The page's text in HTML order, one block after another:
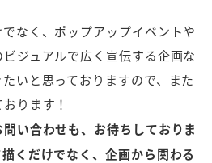
なく、ポップアップイベントや
ジュアルで広く宣伝する企画な
いと思っておりますので、また
ります！
い合わせも、お待ちしておりま
くだけでなく、企画から関わる